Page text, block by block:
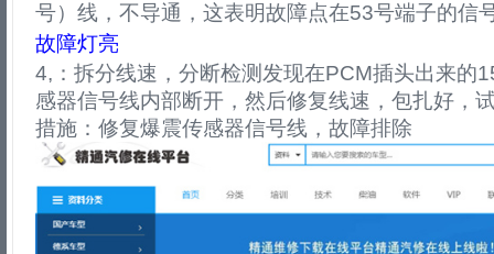
号）线，不导通，这表明故障点在53号端子的信
故障灯亮
4,：拆分线速，分断检测发现在PCM插头出来的
感器信号线内部断开，然后修复线速，包扎好，
措施：修复爆震传感器信号线，故障排除